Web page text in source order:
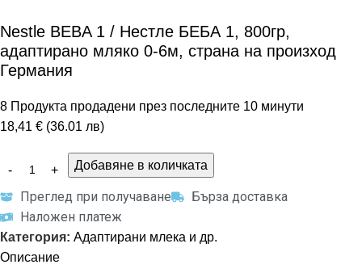
Nestle BEBA 1 / Нестле БЕБА 1, 800гр,
адаптирано мляко 0-6м, страна на произход
Германия
8 Продукта продадени през последните 10 минути
18,41 € (36.01 лв)
Добавяне в количката
Преглед при получаване
Бърза доставка
Наложен платеж
Категория: Адаптирани млека и др.
Описание